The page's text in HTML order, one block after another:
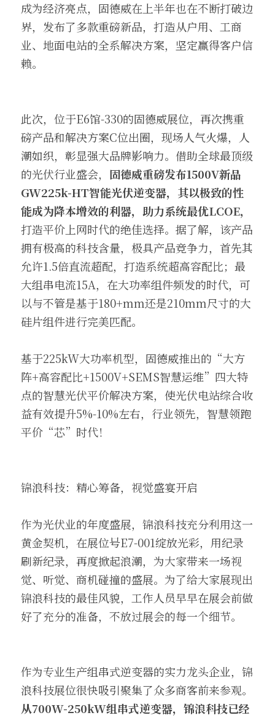
成为经济亮点，固德威在上半年也在不断打破边
界，发布了多款重磅新品，打造从户用、工商
业、地面电站的全系解决方案，坚定赢得客户信
赖。
此次，位于E6馆-330的固德威展位，再次携重
磅产品和解决方案C位出圈，现场人气火爆，人
潮如织，彰显强大品牌影响力。借助全球最顶级
的光伏行业盛会， 固德威重磅发布1500V新品
GW225k-HT智能光伏逆变器，其以极致的性
能成为降本增效的利器，助力系统最优LCOE，
打造平价上网时代的绝佳选择。据了解，该产品
拥有极高的科技含量，极具产品竞争力，首先其
允许1.5倍直流超配，打造系统超高容配比；最
大组串电流15A，在大功率组件频发的时代，可
以与不管是基于180+mm还是210mm尺寸的大
硅片组件进行完美匹配。
基于225kW大功率机型，固德威推出的“大方
阵+高容配比+1500V+SEMS智慧运维”四大特
点的智慧光伏平价解决方案，使光伏电站综合收
益有效提升5%-10%左右，行业领先，智慧领跑
平价“芯”时代！
锦浪科技：精心筹备，视觉盛宴开启
作为光伏业的年度盛展，锦浪科技充分利用这一
黄金契机，在展位号E7-001绽放光彩，用纪录
刷新纪录，再度掀起浪潮，为大家带来一场视
觉、听觉、商机碰撞的盛展。为了给大家展现出
锦浪科技的最佳风貌，工作人员早早在展会前做
好了充分的准备，不放过展会的每一个细节。
作为专业生产组串式逆变器的实力龙头企业，锦
浪科技展位很快吸引聚集了众多商客前来参观。
从700W-250kW组串式逆变器，锦浪科技已经